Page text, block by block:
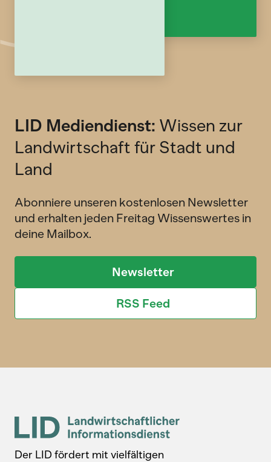
LID Mediendienst: Wissen zur
Landwirtschaft für Stadt und
Land
Abonniere unseren kostenlosen Newsletter
und erhalten jeden Freitag Wissenswertes in
deine Mailbox.
Newsletter
RSS Feed
Der LID fördert mit vielfältigen